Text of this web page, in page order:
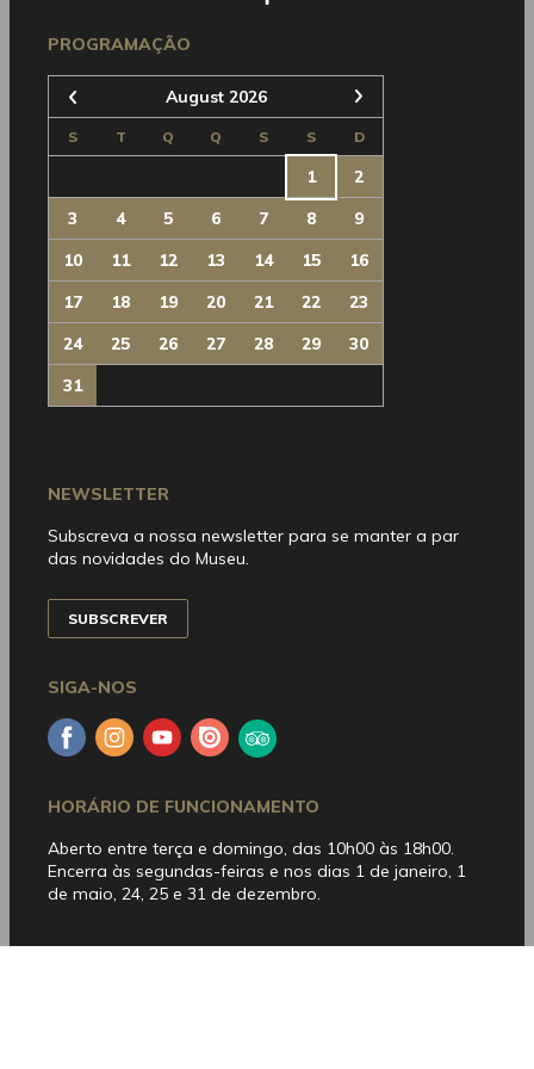
HORÁRIO DE FUNCIONAMENTO
Aberto entre terça e domingo, das 10h00 às 18h00.
Encerra às segundas-feiras e nos dias 1 de janeiro, 1
de maio, 24, 25 e 31 de dezembro.
NEWSLETTER
Subscreva a nossa newsletter para se manter a par
das novidades do Museu.
SUBSCREVER
SIGA-NOS
FacebookInstagramYouTube
Issuu Trip
Advisor
PROGRAMAÇÃO
Anterior August 2026 Seguinte
S T Q Q S S D
1
2
3
4 5 6 7 8
9
10
11 12 13 14 15
16
17
18 19 20 21 22
23
24
25 26 27 28 29
30
31